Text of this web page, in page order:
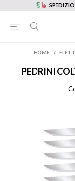
HOME /
PEDRINI